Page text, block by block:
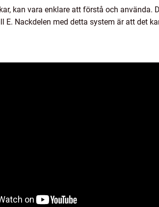
kan vara enklare att förstå och använda.
E. Nackdelen med detta system är att det